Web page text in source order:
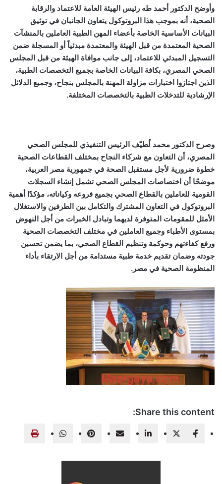
وأوضح الدكتور أحمد طه رئيس الهيئة العامة للاعتماد والرقابة
الصحية، أنه بموجب هذا البروتوكول يتعاون الجانبان في توثيق
البيانات الأساسية الخاصة بأعضاء المهن الطبية العاملين بالمنشآت
الصحية المعتمدة من قبل الهيئة والمعتمدة مبدئياً أو المسجلة ضمن
التسجيل المبدئي للاعتماد، إلى جانب موافاة الهيئة من قبل المجلس
الصحي المصري، بكافة البيانات الخاصة بجميع التخصصات الطبية،
الذين اجتازوا اختبارات مزاولة المهنة بالمجلس بنجاح، وجميع الدلائل
الإرشادية للتدخلات الطبية بالتخصصات المختلفة.
وصرح الدكتور محمد لُطيّف الرئيس التنفيذي للمجلس الصحي
المصري، أن التعاون مع شركاء النجاح بمختلف القطاعات الصحية
خطوة ضرورية لأجل مستقبل الصحة في جمهورية مصر العربية،
موضحًا أن اختصاصات المجلس الصحي تشمل إنشاء السجلات
القومية للعاملين بالقطاع الصحي بجميع فروعه وكياناته، مؤكدًا أهمية
البروتوكول في التعاون المشترك والتكامل بين الطرفين والاستغلال
الأمثل للمقومات المتوفرة لديهما وتبادل الخبرات من أجل النهوض
بمستوى الأطباء وجميع العاملين في مختلف التخصصات الصحية
ورفع كفاءتهم وحوكمة وتنظيم القطاع الصحي، بما يضمن تحسين
جودته وضمان تقديم خدمة طبية مستدامة من أجل الارتقاء بأداء
المنظومة الصحية في مصر.
Share this content: